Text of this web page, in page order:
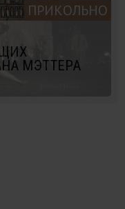
ПРИКОЛЬНО
МЭТТЕРА